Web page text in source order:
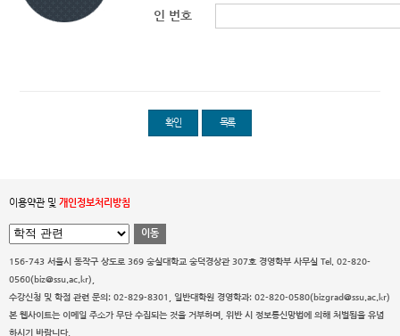
인 번호
확인 목록
이용약관 및 개인정보처리방침
이동
156-743 서울시 동작구 상도로 369 숭실대학교 숭덕경상관 307호 경영학부 사무실 Tel. 02-820-
0560(biz@ssu.ac.kr),
수강신청 및 학점 관련 문의: 02-829-8301, 일반대학원 경영학과: 02-820-0580(bizgrad@ssu.ac.kr)
본 웹사이트는 이메일 주소가 무단 수집되는 것을 거부하며, 위반 시 정보통신망법에 의해 처벌됨을 유념
하시기 바랍니다.